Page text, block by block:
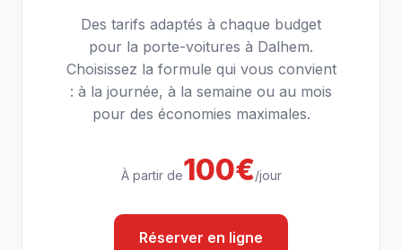
Des tarifs adaptés à chaque budget
pour la porte-voitures à Dalhem.
Choisissez la formule qui vous convient
: à la journée, à la semaine ou au mois
pour des économies maximales.
À partir de100€/jour
Réserver en ligne